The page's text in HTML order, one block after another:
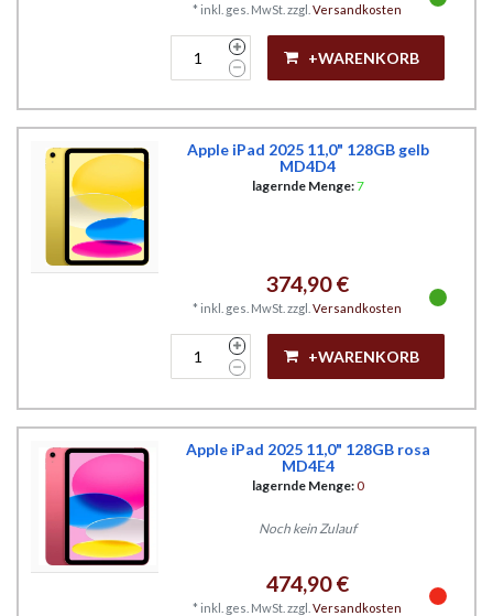
* inkl. ges. MwSt. zzgl. Versandkosten
+WARENKORB
Apple iPad 2025 11,0" 128GB gelb
MD4D4
lagernde Menge:7
374,90 €
* inkl. ges. MwSt. zzgl. Versandkosten
+WARENKORB
Apple iPad 2025 11,0" 128GB rosa
MD4E4
lagernde Menge:0
Noch kein Zulauf
474,90 €
* inkl. ges. MwSt. zzgl. Versandkosten